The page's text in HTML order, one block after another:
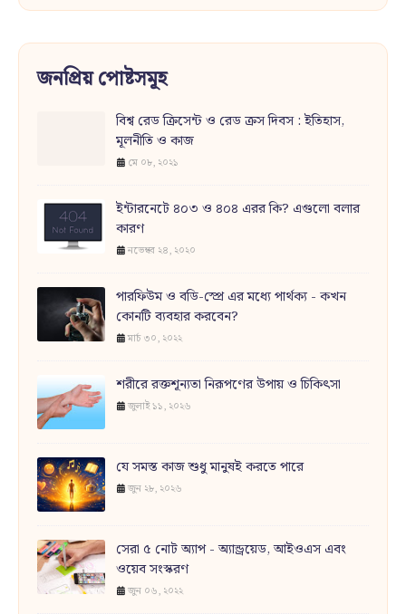
জনপ্রিয় পোষ্টসমূহ
বিশ্ব রেড ক্রিসেন্ট ও রেড ক্রস দিবস : ইতিহাস,
মূলনীতি ও কাজ
মে ০৮, ২০২১
ইন্টারনেটে ৪০৩ ও ৪০৪ এরর কি? এগুলো বলার
কারণ
নভেম্বর ২৪, ২০২০
পারফিউম ও বডি-স্প্রে এর মধ্যে পার্থক্য - কখন
কোনটি ব্যবহার করবেন?
মার্চ ৩০, ২০২২
শরীরে রক্তশূন্যতা নিরূপণের উপায় ও চিকিৎসা
জুলাই ১১, ২০২৬
যে সমস্ত কাজ শুধু মানুষই করতে পারে
জুন ২৮, ২০২৬
সেরা ৫ নোট অ্যাপ - অ্যান্ড্রয়েড, আইওএস এবং
ওয়েব সংস্করণ
জুন ০৬, ২০২২